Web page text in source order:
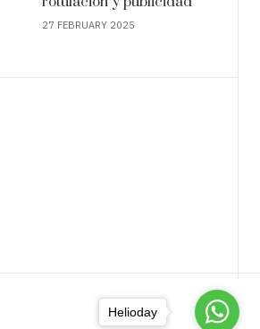
27 FEBRUARY 2025
Helioday